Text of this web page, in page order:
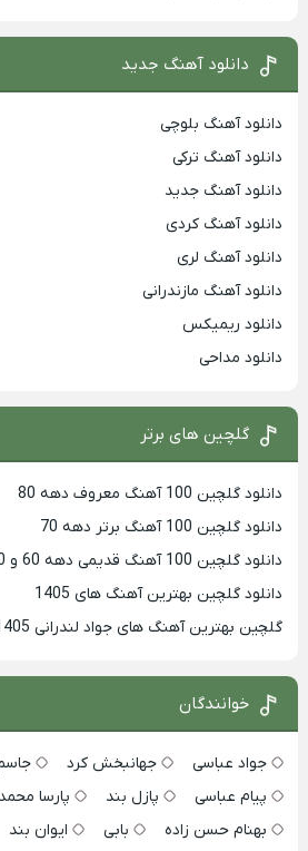
دانلود آهنگ جدید
دانلود آهنگ بلوچی
دانلود آهنگ ترکی
دانلود آهنگ جدید
دانلود آهنگ کردی
دانلود آهنگ لری
دانلود آهنگ مازندرانی
دانلود ریمیکس
دانلود مداحی
گلچین های برتر
دانلود گلچین 100 آهنگ معروف دهه 80
دانلود گلچین 100 آهنگ برتر دهه 70
دانلود گلچین 100 آهنگ قدیمی دهه 60 و 50
دانلود گلچین بهترین آهنگ های 1405
گلچین بهترین آهنگ های جواد لندرانی 1405
خوانندگان
جواد عباسی جهانبخش کرد
پیام عباسی
پازل بند پارسا
بهنام حسن زاده
بابی ایوان بند